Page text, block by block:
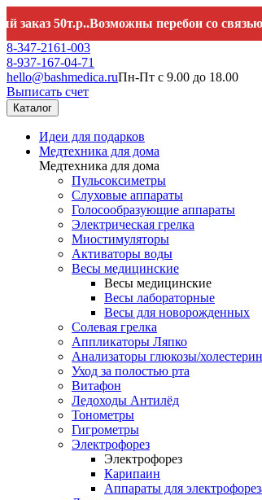
перебои со связью.
8-347-2161-003
8-937-167-04-71
hello@bashmedica.ruПн-Пт с 9.00 до 18.00
Выписать счет
Каталог
Идеи для подарков
Медтехника для дома
Медтехника для дома
Пульсоксиметры
Слуховые аппараты
Голосообразующие аппараты
Электрическая грелка
Миостимуляторы
Активаторы воды
Весы медицинские
Весы медицинские
Весы лабораторные
Весы для новорожденных
Солевая грелка
Аппликаторы Ляпко
Анализаторы глюкозы/
Уход за полостью рта
Витафон
Ледоходы Антилёд
Тонометры
Гигрометры
Электрофорез
Электрофорез
Карипаин
Аппараты для